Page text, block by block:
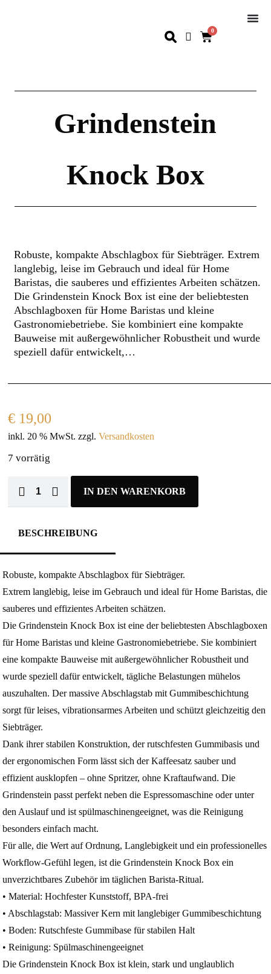
0
Grindenstein
Knock Box
Robuste, kompakte Abschlagbox für Siebträger. Extrem
langlebig, leise im Gebrauch und ideal für Home
Baristas, die sauberes und effizientes Arbeiten schätzen.
Die Grindenstein Knock Box ist eine der beliebtesten
Abschlagboxen für Home Baristas und kleine
Gastronomiebetriebe. Sie kombiniert eine kompakte
Bauweise mit außergewöhnlicher Robustheit und wurde
speziell dafür entwickelt,…
€ 19,00
inkl. 20 % MwSt. zzgl.Versandkosten
7 vorrätig
IN DEN WARENKORB
BESCHREIBUNG
Robuste, kompakte Abschlagbox für Siebträger.
Extrem langlebig, leise im Gebrauch und ideal für Home Baristas, die
sauberes und effizientes Arbeiten schätzen.
Die Grindenstein Knock Box ist eine der beliebtesten Abschlagboxen
für Home Baristas und kleine Gastronomiebetriebe. Sie kombiniert
eine kompakte Bauweise mit außergewöhnlicher Robustheit und
wurde speziell dafür entwickelt, tägliche Belastungen mühelos
auszuhalten. Der massive Abschlagstab mit Gummibeschichtung
sorgt für leises, vibrationsarmes Arbeiten und schützt gleichzeitig den
Siebträger.
Dank ihrer stabilen Konstruktion, der rutschfesten Gummibasis und
der ergonomischen Form lässt sich der Kaffeesatz sauber und
effizient ausklopfen – ohne Spritzer, ohne Kraftaufwand. Die
Grindenstein passt perfekt neben die Espressomaschine oder unter
den Auslauf und ist spülmaschinengeeignet, was die Reinigung
besonders einfach macht.
Für alle, die Wert auf Ordnung, Langlebigkeit und ein professionelles
Workflow‑Gefühl legen, ist die Grindenstein Knock Box ein
unverzichtbares Zubehör im täglichen Barista‑Ritual.
• Material: Hochfester Kunststoff, BPA‑frei
• Abschlagstab: Massiver Kern mit langlebiger Gummibeschichtung
• Boden: Rutschfeste Gummibase für stabilen Halt
• Reinigung: Spülmaschinengeeignet
Die Grindenstein Knock Box ist klein, stark und unglaublich